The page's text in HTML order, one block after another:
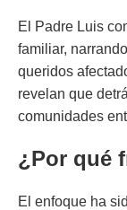
El Padre Luis
familiar,
queridos
revelan que
comunidades
¿Por qué
El enfoque ha